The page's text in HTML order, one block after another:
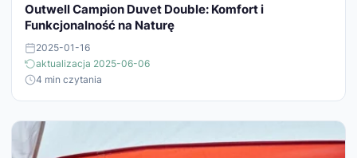
Outwell Campion Duvet Double: Komfort i
Funkcjonalność na Naturę
2025-01-16
aktualizacja 2025-06-06
4 min czytania